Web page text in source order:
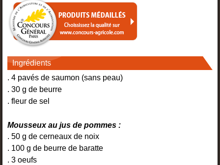
Ingrédients
. 4 pavés de saumon (sans peau)
. 30 g de beurre
. fleur de sel
Mousseux au jus de pommes :
. 50 g de cerneaux de noix
. 100 g de beurre de baratte
. 3 oeufs